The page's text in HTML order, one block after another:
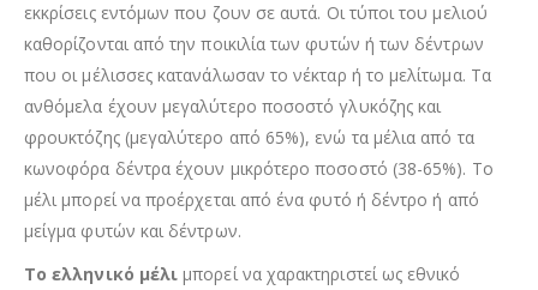
εκκρίσεις εντόμων που ζουν σε αυτά. Οι τύποι του μελιού
καθορίζονται από την ποικιλία των φυτών ή των δέντρων
που οι μέλισσες κατανάλωσαν το νέκταρ ή το μελίτωμα. Τα
ανθόμελα έχουν μεγαλύτερο ποσοστό γλυκόζης και
φρουκτόζης (μεγαλύτερο από 65%), ενώ τα μέλια από τα
κωνοφόρα δέντρα έχουν μικρότερο ποσοστό (38-65%). Το
μέλι μπορεί να προέρχεται από ένα φυτό ή δέντρο ή από
μείγμα φυτών και δέντρων.
Το ελληνικό μέλι μπορεί να χαρακτηριστεί ως εθνικό